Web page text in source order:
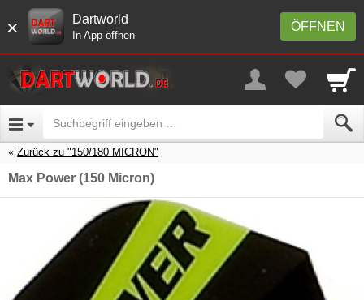
× ÖFFNEN
Dartworld
In App öffnen
Zurück zu "150/180 MICRON"
Max Power (150 Micron)